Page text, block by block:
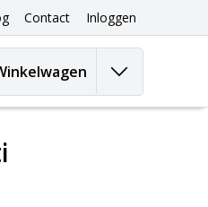
Contact Inloggen